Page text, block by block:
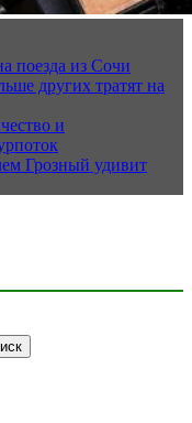
поезда из Сочи
других тратят на
и
Грозный удивит